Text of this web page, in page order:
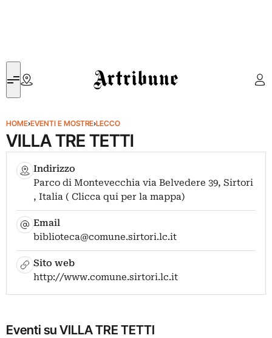
Artribune
HOME›EVENTI E MOSTRE›LECCO
VILLA TRE TETTI
Indirizzo
Parco di Montevecchia via Belvedere 39, Sirtori
, Italia ( Clicca qui per la mappa)
Email
biblioteca@comune.sirtori.lc.it
Sito web
http://www.comune.sirtori.lc.it
Eventi su VILLA TRE TETTI